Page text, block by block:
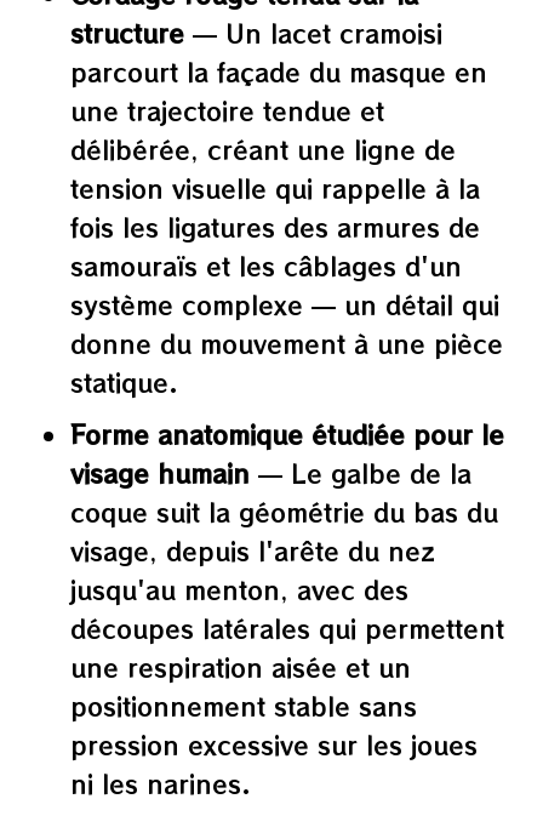
structure — Un lacet cramoisi
parcourt la façade du masque en
une trajectoire tendue et
délibérée, créant une ligne de
tension visuelle qui rappelle à la
fois les ligatures des armures de
samouraïs et les câblages d'un
système complexe — un détail qui
donne du mouvement à une pièce
statique.
Forme anatomique étudiée pour le
visage humain — Le galbe de la
coque suit la géométrie du bas du
visage, depuis l'arête du nez
jusqu'au menton, avec des
découpes latérales qui permettent
une respiration aisée et un
positionnement stable sans
pression excessive sur les joues
ni les narines.